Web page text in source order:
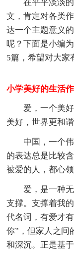
在平平淡淡
文，肯定对各类
达一个主题意义
呢？下面是小编
5篇，希望对大家
小学美好的生活
爱，一个美
美好，世界更和
中国，一个
的表达总是比较
被爱的人，都心领
爱，是一种
支撑。支撑着我
代名词，有爱才
你”，但家人之间
和深沉。正是基